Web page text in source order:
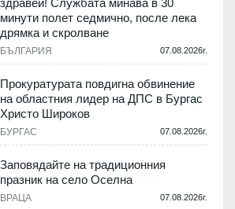
минути полет седмично, после лека
дрямка и скролване
БЪЛГАРИЯ 07.08.2026г.
Прокуратурата повдигна обвинение
на областния лидер на ДПС в Бургас
Христо Широков
БУРГАС 07.08.2026г.
Заповядайте на традиционния
празник на село Оселна
ВРАЦА 07.08.2026г.